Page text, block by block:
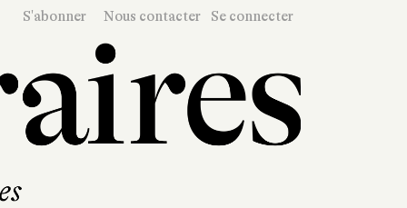
S'abonner Nous contacter Se connecter